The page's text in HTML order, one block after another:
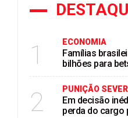
1 ECONOMIA
Famílias
bilhões para
2 PUNIÇÃO
Em decisão
perda do cargo